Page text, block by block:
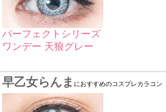
パーフェクトシリーズ
ワンデー 天狼グレー
早乙女らんま におすすめのコスプレカラコン